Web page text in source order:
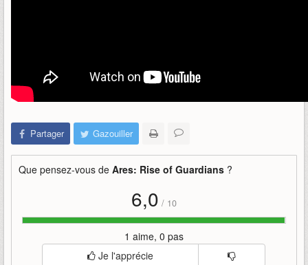
Partager Gazouiller
Que pensez-vous de Ares: Rise of Guardians ?
6,0 / 10
1 aime, 0 pas
Je l'apprécie